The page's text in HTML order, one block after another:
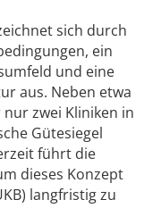
sich durch
ein
und eine
aus. Neben etwa
zwei Kliniken in
Gütesiegel
führt die
dieses Konzept
langfristig zu